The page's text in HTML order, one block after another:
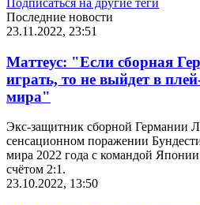
Последние новости
23.11.2022, 23:51
Маттеус: "Если сборная
играть, то не выйдет в
мира"
Экс-защитник сборной Германии
сенсационном поражении
мира 2022 года с командой
счётом 2:1.
23.10.2022, 13:50